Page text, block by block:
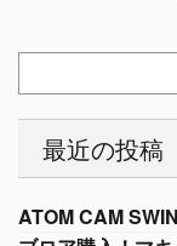
最近の投稿
ATOM CAM